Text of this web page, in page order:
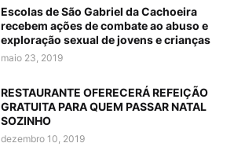
Escolas de São Gabriel da Cachoeira
recebem ações de combate ao abuso e
exploração sexual de jovens e crianças
maio 23, 2019
RESTAURANTE OFERECERÁ REFEIÇÃO
GRATUITA PARA QUEM PASSAR NATAL
SOZINHO
dezembro 10, 2019